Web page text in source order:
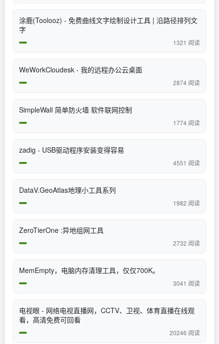
涂鹿(Toolooz) - 免费曲线文字绘制设计工具 | 沿路径排列文
字
1321 阅读
WeWorkCloudesk - 我的远程办公云桌面
2874 阅读
SimpleWall 简单防火墙 软件联网控制
1774 阅读
zadig - USB驱动程序安装变得容易
4551 阅读
DataV.GeoAtlas地理小工具系列
1982 阅读
ZeroTierOne :异地组网工具
2732 阅读
MemEmpty，电脑内存清理工具，仅仅700K。
3041 阅读
电视眼 - 网络电视直播网，CCTV、卫视、体育直播在线观
看，高清免费可回看
20246 阅读